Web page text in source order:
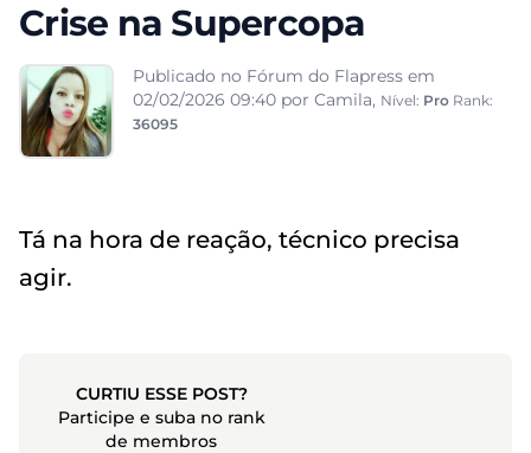
Crise na Supercopa
Publicado no Fórum do Flapress em
02/02/2026 09:40 por Camila, Nível: Pro Rank:
36095
Tá na hora de reação, técnico precisa
agir.
CURTIU ESSE POST?
Participe e suba no rank
de membros